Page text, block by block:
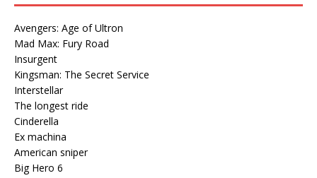
Avengers: Age of Ultron
Mad Max: Fury Road
Insurgent
Kingsman: The Secret Service
Interstellar
The longest ride
Cinderella
Ex machina
American sniper
Big Hero 6